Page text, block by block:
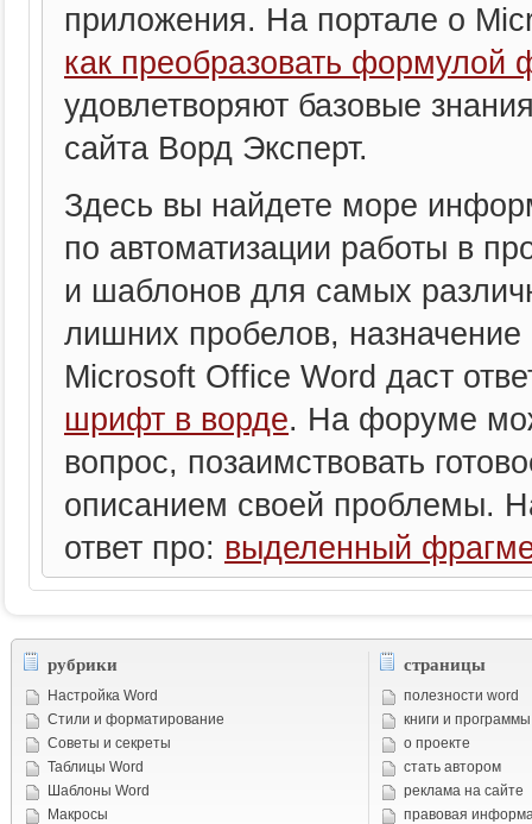
приложения. На портале о
как преобразовать формулой
удовлетворяют базовые
сайта Ворд Эксперт.
Здесь вы найдете море
по автоматизации работы в
и шаблонов для самых
лишних пробелов,
Microsoft Office Word даст
шрифт в ворде. На форуме
вопрос, позаимствовать
описанием своей проблемы.
ответ про: выделенный
страницы
полезности word
книги и программы
о проекте
стать автором
реклама на сайте
правовая
рубрики
Настройка Word
Стили и форматирование
Советы и cекреты
Таблицы Word
Шаблоны Word
Макросы